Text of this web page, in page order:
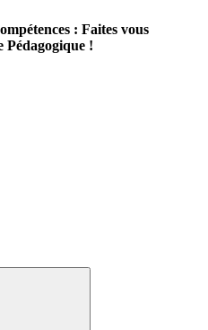
: Faites vous
Pédagogique !